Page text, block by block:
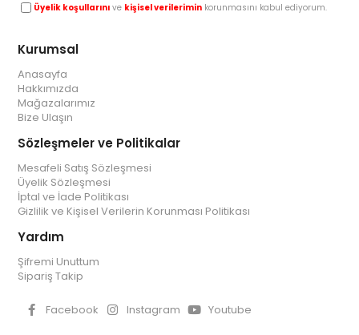
Üyelik koşullarını ve kişisel verilerimin korunmasını kabul ediyorum.
Kurumsal
Anasayfa
Hakkımızda
Mağazalarımız
Bize Ulaşın
Sözleşmeler ve Politikalar
Mesafeli Satış Sözleşmesi
Üyelik Sözleşmesi
İptal ve İade Politikası
Gizlilik ve Kişisel Verilerin Korunması Politikası
Yardım
Şifremi Unuttum
Sipariş Takip
Facebook Instagram Youtube